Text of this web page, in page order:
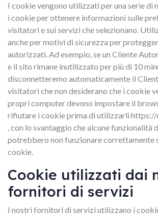
I cookie vengono utilizzati per una serie di
i cookie per ottenere informazioni sulle
visitatori e sui servizi che selezionano.
anche per motivi di sicurezza per
autorizzati. Ad esempio, se un Cliente
e il sito rimane inutilizzato per più di 10
disconnetteremo automaticamente il
visitatori che non desiderano che i cookie
propri computer devono impostare il
rifiutare i cookie prima di utilizzarli https://
, con lo svantaggio che alcune funzionalità
potrebbero non funzionare correttamente
cookie.
Cookie utilizzati dai
fornitori di servizi
I nostri fornitori di servizi utilizzano i